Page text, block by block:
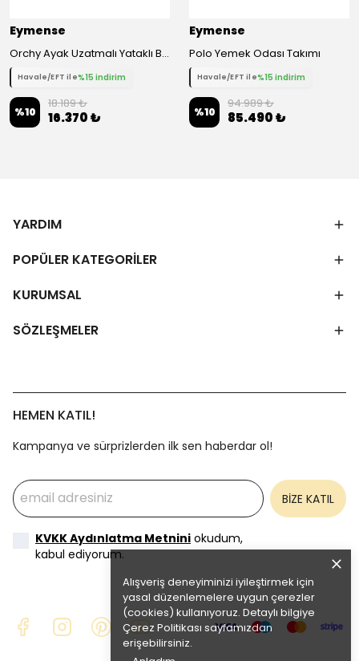
Alışveriş deneyiminizi iyileştirmek için
yasal düzenlemelere uygun çerezler
(cookies) kullanıyoruz. Detaylı bilgiye
Çerez Politikası sayfamızdan
erişebilirsiniz.
Eymense
Orchy Ayak Uzatmalı Yataklı Berjer - Turuncu
Havale/EFT ile%15 indirim
%10
18.189 ₺
16.370 ₺
Eymense
Polo Yemek Odası Takımı
Havale/EFT ile%15 indirim
%10
94.989 ₺
85.490 ₺
YARDIM
POPÜLER KATEGORİLER
KURUMSAL
SÖZLEŞMELER
HEMEN KATIL!
Kampanya ve sürprizlerden ilk sen haberdar ol!
BİZE KATIL
KVKK Aydınlatma Metnini okudum,
kabul ediyorum.